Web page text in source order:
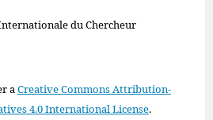
du Chercheur
aCreative Commons Attribution-
4.0 International License.